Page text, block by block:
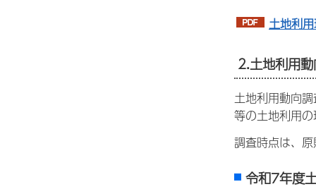
土地利
2.土地利用
土地利用動向
等の土地利用
調査時点は、
令和7年度